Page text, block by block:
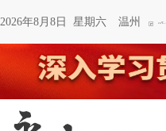
2026年8月8日 星期六 温州